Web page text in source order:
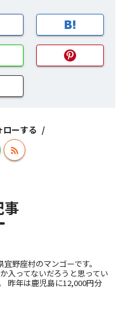
ーする
事
野座村のマンゴーです。
入ってないだろうと思ってい
昨年は鹿児島に12,000円分